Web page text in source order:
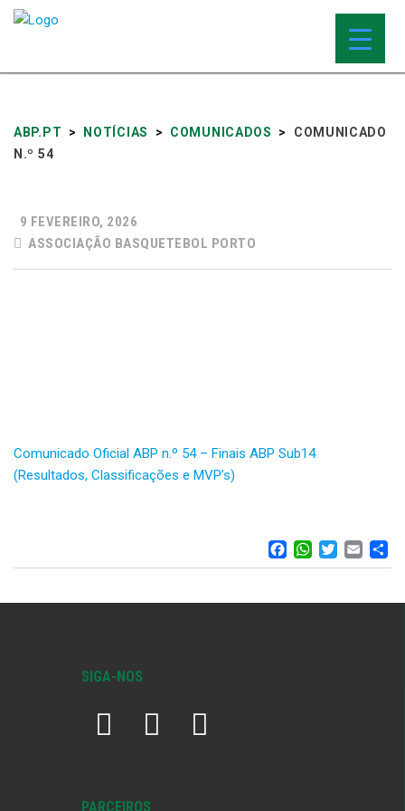
ABP.PT > NOTÍCIAS > COMUNICADOS >
COMUNICADO
N.º 54
9 FEVEREIRO, 2026
ASSOCIAÇÃO BASQUETEBOL PORTO
Comunicado Oficial ABP n.º 54 – Finais ABP Sub14
(Resultados, Classificações e MVP’s)
SIGA-NOS
PARCEIROS